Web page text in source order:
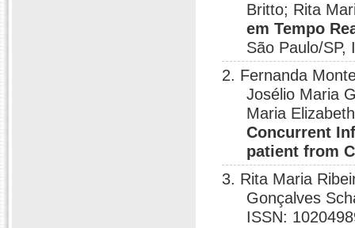
Britto; Rita
em Tempo
São Paulo/SP,
2. Fernanda
Josélio Maria
Maria
Concurrent
patient from
3. Rita Maria
Gonçalves
ISSN: